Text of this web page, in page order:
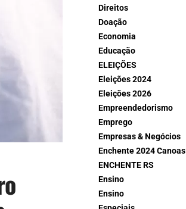
Direitos
Doação
Economia
Educação
ELEIÇÕES
Eleições 2024
Eleições 2026
Empreendedorismo
Emprego
Empresas & Negócios
Enchente 2024 Canoas
ENCHENTE RS
Ensino
Ensino